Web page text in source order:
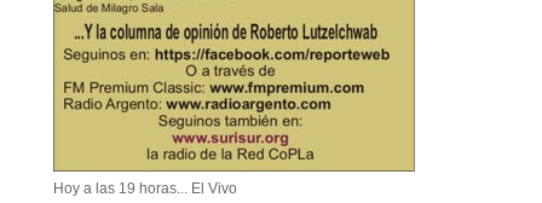
Hoy a las 19 horas... El Vivo